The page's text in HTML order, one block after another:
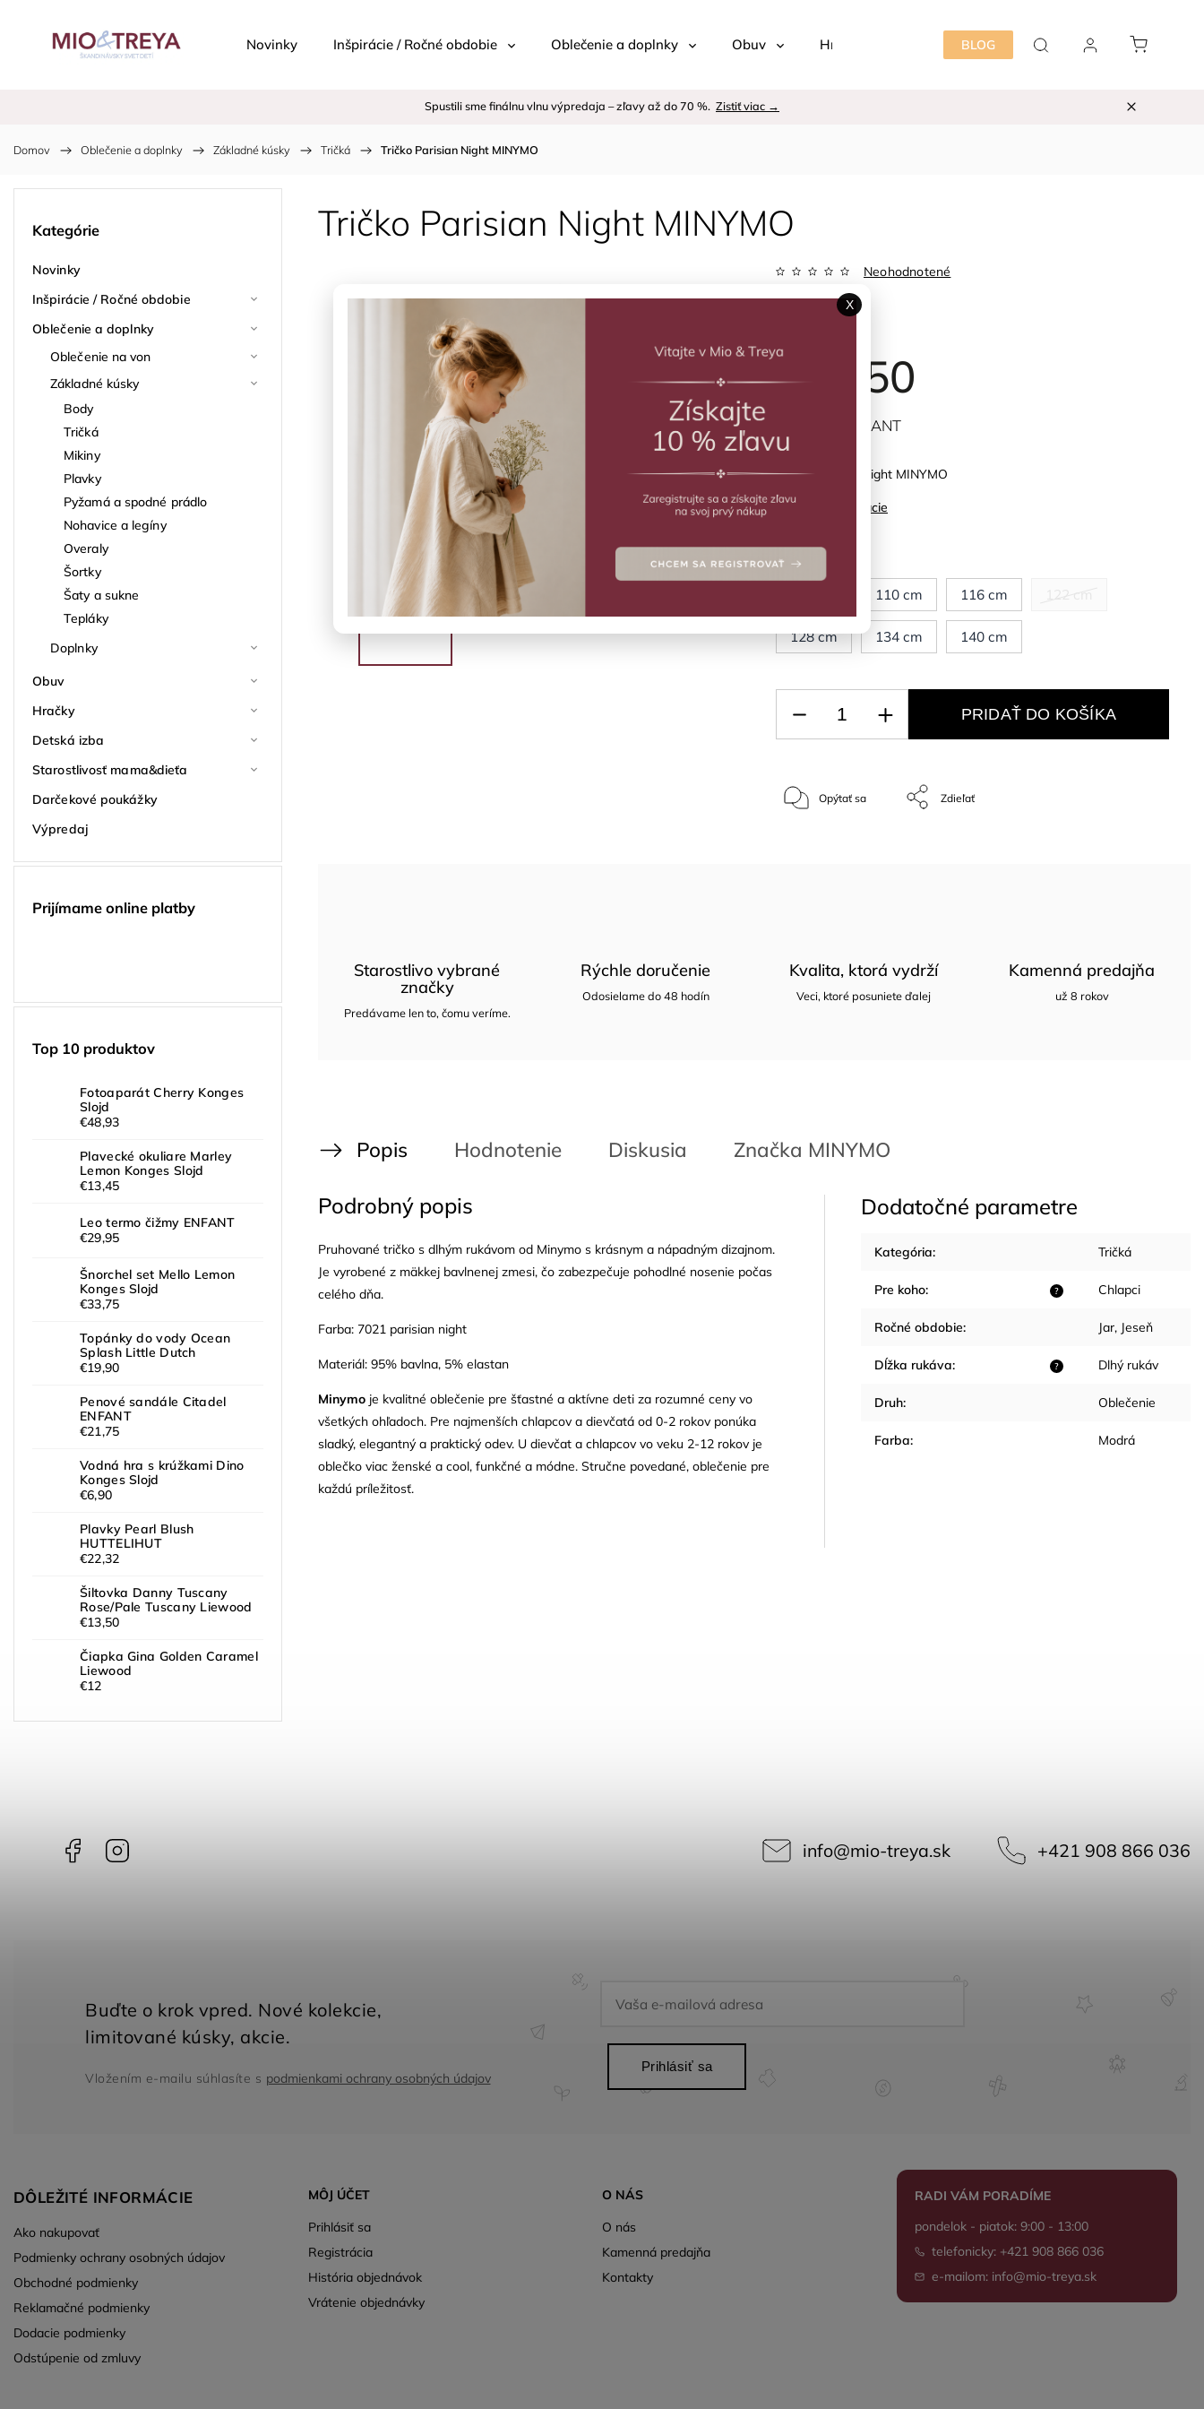
BLOG
Novinky Inšpirácie / Ročné obdobie Oblečenie a doplnky Obuv Hračky Detská izba Starostlivosť
Spustili sme finálnu vlnu výpredaja – zľavy až do 70 %. Zistiť viac →
Domov / Oblečenie a doplnky / Základné kúsky / Tričká / Tričko Parisian Night MINYMO
Kategórie
Novinky
Inšpirácie / Ročné obdobie
Oblečenie a doplnky
Oblečenie na von
Základné kúsky
Body
Tričká
Mikiny
Plavky
Pyžamá a spodné prádlo
Nohavice a legíny
Overaly
Šortky
Šaty a sukne
Tepláky
Doplnky
Obuv
Hračky
Detská izba
Starostlivosť mama&dieťa
Darčekové poukážky
Výpredaj
Prijímame online platby
Top 10 produktov
Fotoaparát Cherry Konges
Slojd
€48,93
Plavecké okuliare Marley
Lemon Konges Slojd
€13,45
Leo termo čižmy ENFANT
€29,95
Šnorchel set Mello Lemon
Konges Slojd
€33,75
Topánky do vody Ocean
Splash Little Dutch
€19,90
Penové sandále Citadel
ENFANT
€21,75
Vodná hra s krúžkami Dino
Konges Slojd
€6,90
Plavky Pearl Blush
HUTTELIHUT
€22,32
Šiltovka Danny Tuscany
Rose/Pale Tuscany Liewood
€13,50
Čiapka Gina Golden Caramel
Liewood
€12
Tričko Parisian Night MINYMO
Neohodnotené
€25,50
Kód: Zvoľte variant
Tričko Parisian Night MINYMO
Detailné informácie
Veľkosť
110 cm 116 cm
128 cm 134 cm 140 cm
ZVOĽTE VARIANT
PRIDAŤ DO KOŠÍKA
Opýtať sa Zdieľať
Starostlivo vybrané
značky
Predávame len to, čomu veríme.
Rýchle doručenie
Odosielame do 48 hodín
Kvalita, ktorá vydrží
Veci, ktoré posuniete ďalej
Kamenná predajňa
už 8 rokov
Popis Hodnotenie Diskusia Značka MINYMO
Podrobný popis
Pruhované tričko s dlhým rukávom od Minymo s krásnym a nápadným dizajnom.
Je vyrobené z mäkkej bavlnenej zmesi, čo zabezpečuje pohodlné nosenie počas
celého dňa.
Farba: 7021 parisian night
Materiál: 95% bavlna, 5% elastan
Minymo je kvalitné oblečenie pre šťastné a aktívne deti za rozumné ceny vo
všetkých ohľadoch. Pre najmenších chlapcov a dievčatá od 0-2 rokov ponúka
sladký, elegantný a praktický odev. U dievčat a chlapcov vo veku 2-12 rokov je
oblečko viac ženské a cool, funkčné a módne. Stručne povedané, oblečenie pre
každú príležitosť.
Dodatočné parametre
Kategória: Tričká
?
Pre koho: Chlapci
Ročné obdobie: Jar, Jeseň
?
Dĺžka rukáva: Dlhý rukáv
Druh: Oblečenie
Farba: Modrá
Facebook info@mio-treya.sk +421 908 866 036
DÔLEŽITÉ INFORMÁCIE
Ako nakupovať
Podmienky ochrany osobných údajov
Obchodné podmienky
Reklamačné podmienky
Dodacie podmienky
Odstúpenie od zmluvy
MÔJ ÚČET
Prihlásiť sa
Registrácia
História objednávok
Vrátenie objednávky
Vložením e-mailu súhlasíte s podmienkami ochrany osobných údajov
Prihlásiť sa
O NÁS
O nás
Kamenná predajňa
Kontakty
RADI VÁM PORADÍME
pondelok - piatok: 9:00 - 13:00
telefonicky: +421 908 866 036
e-mailom: info@mio-treya.sk
X